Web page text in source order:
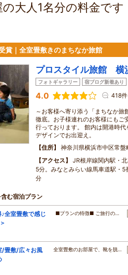
の大人1名分の料金で
賞｜全室畳敷きのまちなか旅館
プロスタイル旅館 横
フォトギャラリー 宿ブログ新着あり
4.0 418件
～お客様へ寄り添う「まちなか旅
徹底。お子様連れのお客様にもご
行っております。 館内は開港時
デザインでお出迎え。
住所
神奈川県横浜市中区常盤
アクセス
JR根岸線関内駅・
5分。みなとみらい線馬車道駅・5
分
含む宿泊プラン
全室畳敷で感じ
■プランの特徴■ ご旅行の…
/畳敷/広々お風
全室畳敷のお部屋で、靴を脱…